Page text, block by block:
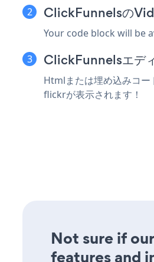
ClickFunnelsの
Your code block will be
ClickFunnelsエデ
Htmlまたは埋め込みコ
flickrが表示されます！
Not sure if
features and